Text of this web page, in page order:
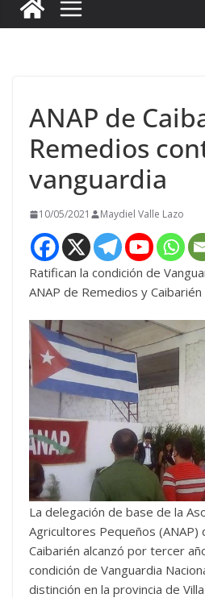
ANAP de
Remedios
vanguardia
10/05/2021 Maydiel Valle Lazo
Ratifican la condición de
ANAP de Remedios y Caibarién
La delegación de base de la
Agricultores Pequeños (ANAP)
Caibarién alcanzó por tercer
condición de Vanguardia
distinción en la provincia de Villa